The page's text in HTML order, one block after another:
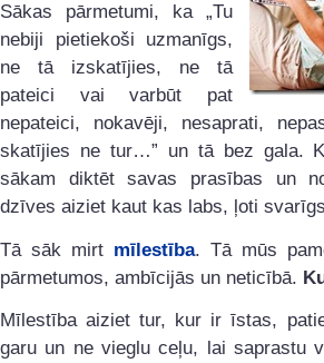
Sākas pārmetumi, ka „Tu
nebiji pietiekoši uzmanīgs,
ne tā izskatījies, ne tā
pateici vai varbūt pat
nepateici, nokavēji, nesaprati,
skatījies ne tur…” un tā bez gala.
sākam diktēt savas prasības un
dzīves aiziet kaut kas labs, ļoti
Tā sāk mirt mīlestība. Tā mūs
pārmetumos, ambīcijās un neticībā.
Mīlestība aiziet tur, kur ir īstas,
garu un ne vieglu ceļu, lai saprastu